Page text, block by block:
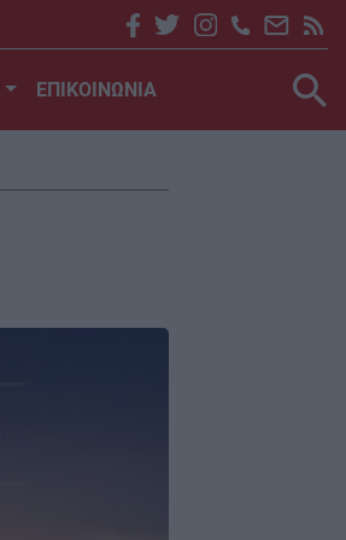
ΕΠΙΚΟΙΝΩΝΙΑ